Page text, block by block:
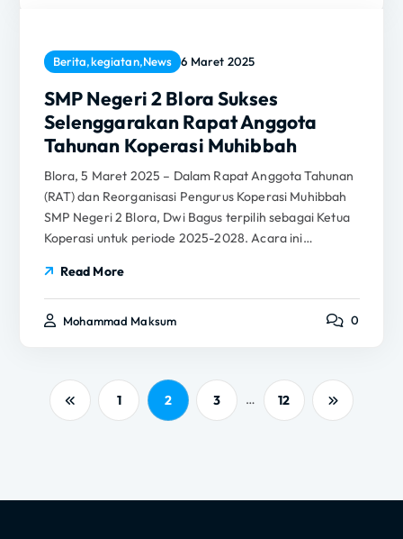
Berita,kegiatan,News 6 Maret 2025
SMP Negeri 2 Blora Sukses
Selenggarakan Rapat Anggota
Tahunan Koperasi Muhibbah
Blora, 5 Maret 2025 – Dalam Rapat Anggota Tahunan
(RAT) dan Reorganisasi Pengurus Koperasi Muhibbah
SMP Negeri 2 Blora, Dwi Bagus terpilih sebagai Ketua
Koperasi untuk periode 2025-2028. Acara ini…
Read More
Mohammad Maksum 0
1 2 3 … 12